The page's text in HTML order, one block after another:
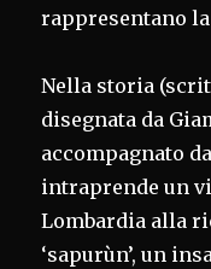
rappresentano
Nella storia
disegnata da
accompagnato
intraprende un
Lombardia alla
‘sapurùn’, un